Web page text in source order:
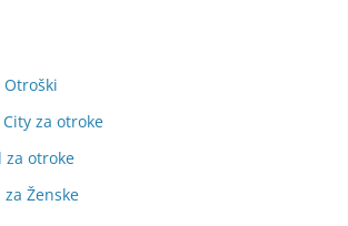
Otroški
za otroke
za otroke
Ženske